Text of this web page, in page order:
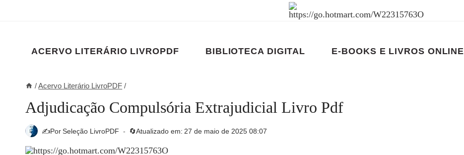
ACERVO LITERÁRIO LIVROPDF BIBLIOTECA DIGITAL E-BOOKS E LIVROS ONLINE
/Acervo Literário LivroPDF /
Adjudicação Compulsória Extrajudicial Livro Pdf
✍️PorSeleção LivroPDF 🔄Atualizado em: 27 de maio de 2025 08:07